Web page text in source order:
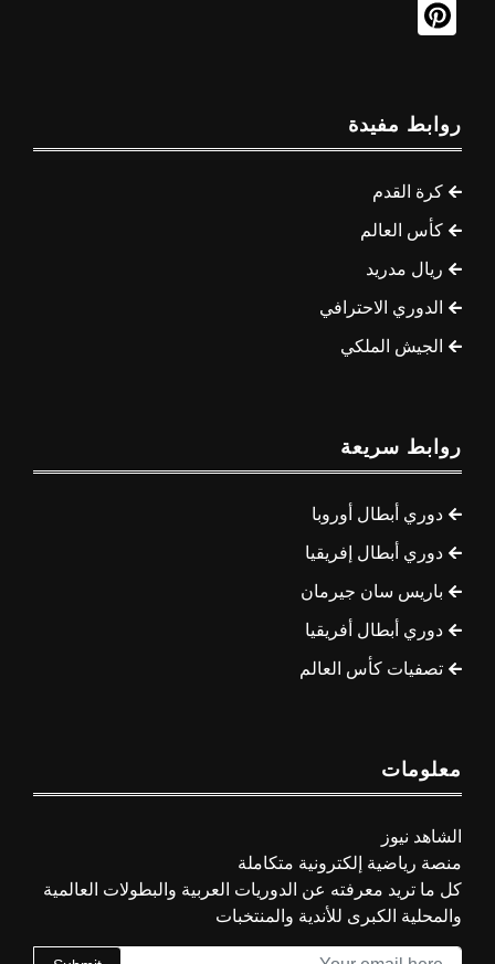
روابط مفيدة
كرة القدم
كأس العالم
ريال مدريد
الدوري الاحترافي
الجيش الملكي
روابط سريعة
دوري أبطال أوروبا
دوري أبطال إفريقيا
باريس سان جيرمان
دوري أبطال أفريقيا
تصفيات كأس العالم
معلومات
الشاهد نيوز
منصة رياضية إلكترونية متكاملة
كل ما تريد معرفته عن الدوريات العربية والبطولات العالمية
والمحلية الكبرى للأندية والمنتخبات